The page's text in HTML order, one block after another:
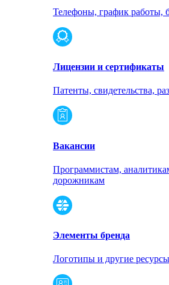
Телефоны, график работы,
Лицензии и сертификаты
Патенты, свидетельства,
Вакансии
Программистам,
дорожникам
Элементы бренда
Логотипы и другие ресурсы